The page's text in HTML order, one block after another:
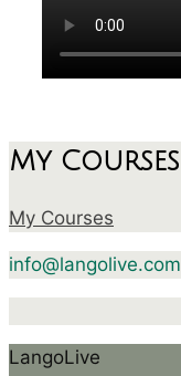
My Courses
My Courses
info@langolive.com
LangoLive